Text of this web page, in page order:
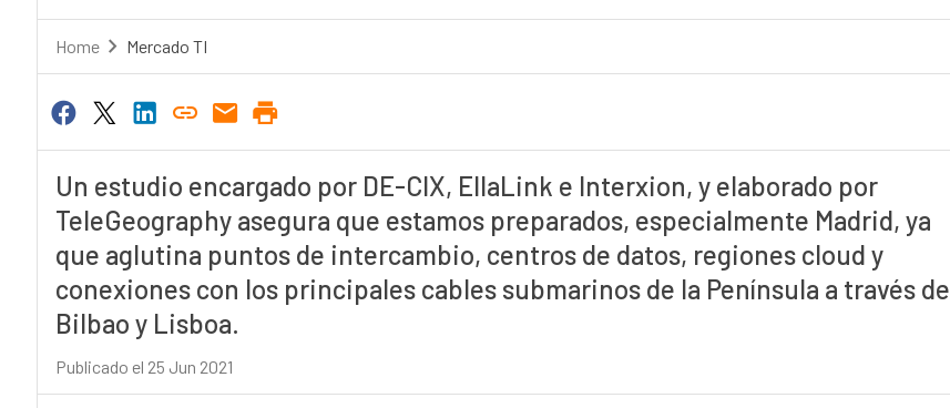
Home Mercado TI
Un estudio encargado por DE-CIX, EllaLink e Interxion, y elaborado por
TeleGeography asegura que estamos preparados, especialmente Madrid, ya
que aglutina puntos de intercambio, centros de datos, regiones cloud y
conexiones con los principales cables submarinos de la Península a través de
Bilbao y Lisboa.
Publicado el 25 Jun 2021